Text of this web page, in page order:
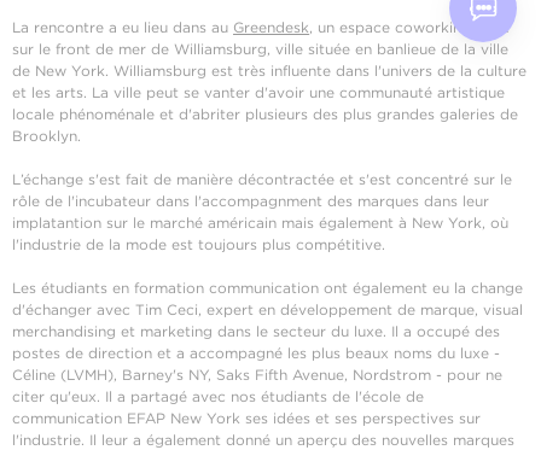
La rencontre a eu lieu dans au Greendesk, un espace coworking situé
sur le front de mer de Williamsburg, ville située en banlieue de la ville
de New York. Williamsburg est très influente dans l'univers de la culture
et les arts. La ville peut se vanter d'avoir une communauté artistique
locale phénoménale et d'abriter plusieurs des plus grandes galeries de
Brooklyn.
L’échange s'est fait de manière décontractée et s'est concentré sur le
rôle de l'incubateur dans l'accompagnment des marques dans leur
implatantion sur le marché américain mais également à New York, où
l'industrie de la mode est toujours plus compétitive.
Les étudiants en formation communication ont également eu la change
d'échanger avec Tim Ceci, expert en développement de marque, visual
merchandising et marketing dans le secteur du luxe. Il a occupé des
postes de direction et a accompagné les plus beaux noms du luxe -
Céline (LVMH), Barney's NY, Saks Fifth Avenue, Nordstrom - pour ne
citer qu'eux. Il a partagé avec nos étudiants de l'école de
communication EFAP New York ses idées et ses perspectives sur
l'industrie. Il leur a également donné un aperçu des nouvelles marques